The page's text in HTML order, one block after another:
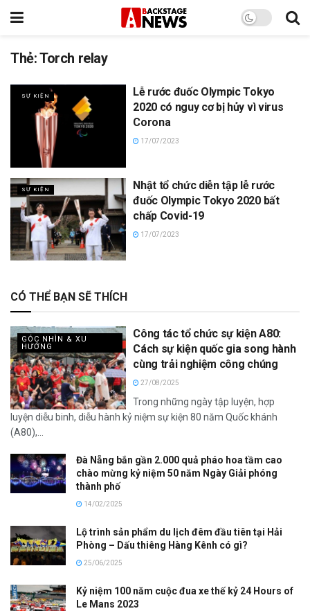
Thẻ:Torch relay
SỰ KIỆN
Lễ rước đuốc Olympic Tokyo
2020 có nguy cơ bị hủy vì virus
Corona
17/07/2023
SỰ KIỆN
Nhật tổ chức diễn tập lễ rước
đuốc Olympic Tokyo 2020 bất
chấp Covid-19
17/07/2023
CÓ THỂ BẠN SẼ THÍCH
GÓC NHÌN & XU
HƯỚNG
Công tác tổ chức sự kiện A80:
Cách sự kiện quốc gia song hành
cùng trải nghiệm công chúng
27/08/2025
Trong những ngày tập luyện, hợp
luyện diễu binh, diễu hành kỷ niệm sự kiện 80 năm Quốc khánh
(A80),...
Đà Nẵng bắn gần 2.000 quả pháo hoa tầm cao
chào mừng kỷ niệm 50 năm Ngày Giải phóng
thành phố
14/02/2025
Lộ trình sản phẩm du lịch đêm đầu tiên tại Hải
Phòng – Dấu thiêng Hàng Kênh có gì?
25/06/2025
Kỷ niệm 100 năm cuộc đua xe thế kỷ 24 Hours of
Le Mans 2023